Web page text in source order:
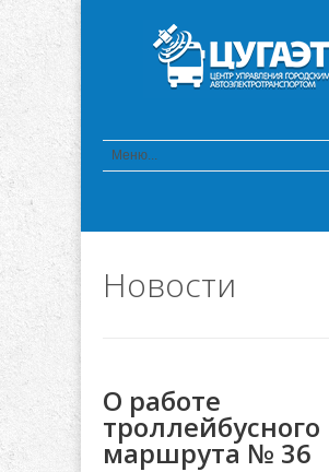
Новости
О работе
троллейбусного
маршрута № 36